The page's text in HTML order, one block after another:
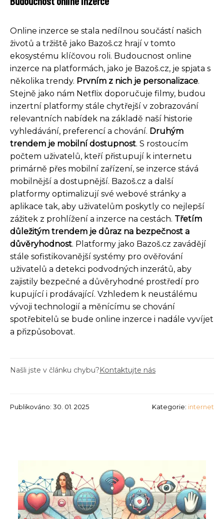
Online inzerce se stala nedílnou součástí našich
životů a tržiště jako Bazoš.cz hrají v tomto
ekosystému klíčovou roli. Budoucnost online
inzerce na platformách, jako je Bazoš.cz, je spjata s
několika trendy. Prvním z nich je personalizace.
Stejně jako nám Netflix doporučuje filmy, budou
inzertní platformy stále chytřejší v zobrazování
relevantních nabídek na základě naší historie
vyhledávání, preferencí a chování. Druhým
trendem je mobilní dostupnost. S rostoucím
počtem uživatelů, kteří přistupují k internetu
primárně přes mobilní zařízení, se inzerce stává
mobilnější a dostupnější. Bazoš.cz a další
platformy optimalizují své webové stránky a
aplikace tak, aby uživatelům poskytly co nejlepší
zážitek z prohlížení a inzerce na cestách. Třetím
důležitým trendem je důraz na bezpečnost a
důvěryhodnost. Platformy jako Bazoš.cz zavádějí
stále sofistikovanější systémy pro ověřování
uživatelů a detekci podvodných inzerátů, aby
zajistily bezpečné a důvěryhodné prostředí pro
kupující i prodávající. Vzhledem k neustálému
vývoji technologií a měnícímu se chování
spotřebitelů se bude online inzerce i nadále vyvíjet
a přizpůsobovat.
Našli jste v článku chybu?Kontaktujte nás
Publikováno: 30. 01. 2025 Kategorie: internet